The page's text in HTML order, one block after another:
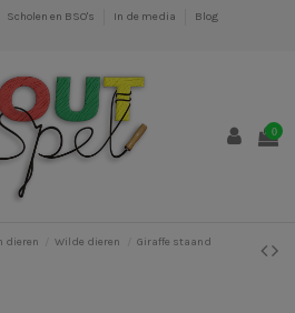
Scholen en BSO's In de media
Blog
0
dieren Wilde dieren
Giraffe staand